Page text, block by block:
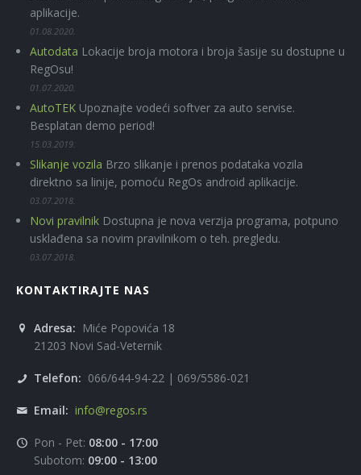
aplikacije.
01.08.2020.
Autodata Lokacije broja motora i broja šasije su dostupne u
RegOsu!
01.07.2020.
AutoTEKUpoznajte vodeći softver za auto servise.
Besplatan demo period!
15.03.2019.
Slikanje vozila Brzo slikanje i prenos podataka vozila
direktno sa linije, pomoću RegOs android aplikacije.
03.07.2018.
Novi pravilnikDostupna je nova verzija programa, potpuno
usklađena sa novim pravilnikom o teh. pregledu.
03.07.2018.
KONTAKTIRAJTE NAS
Adresa: Miće Popovića 18
21203 Novi Sad-Veternik
Telefon: 066/644-94-22 | 069/5586-021
Email: info@regos.rs
Pon - Pet: 08:00 - 17:00
Subotom: 09:00 - 13:00